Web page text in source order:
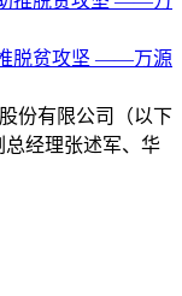
推脱贫攻坚 ——万源
份有限公司（以下
总经理张述军、华